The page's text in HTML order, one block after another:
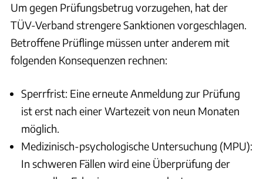
Um gegen Prüfungsbetrug vorzugehen, hat der
TÜV-Verband strengere Sanktionen vorgeschlagen.
Betroffene Prüflinge müssen unter anderem mit
folgenden Konsequenzen rechnen:
Sperrfrist: Eine erneute Anmeldung zur Prüfung
ist erst nach einer Wartezeit von neun Monaten
möglich.
Medizinisch-psychologische Untersuchung (MPU):
In schweren Fällen wird eine Überprüfung der